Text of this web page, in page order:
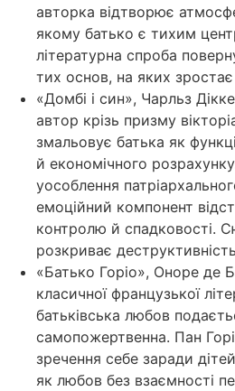
авторка відтворює
якому батько є тихим
літературна спроба
тих основ, на яких зростає
«Домбі і син», Чарльз
автор крізь призму
змальовує батька як
й економічного
уособлення
емоційний компонент
контролю й спадковості.
розкриває
«Батько Горіо», Оноре де
класичної французької
батьківська любов
самопожертвенна. Пан
зречення себе заради
як любов без взаємності